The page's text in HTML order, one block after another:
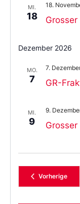
MI.
18
18.
Dezember 2026
MO.
7 GR-
7.
MI.
9
9.
Vorherige